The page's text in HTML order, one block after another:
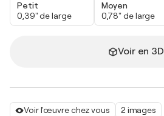
Voir l'œuvre chez vous
2 images
Petit
0,39" de large
Moyen
0,78" de large
Voir en 3D